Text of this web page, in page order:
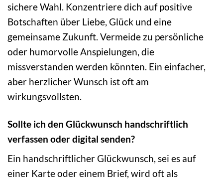
sichere Wahl. Konzentriere dich auf positive
Botschaften über Liebe, Glück und eine
gemeinsame Zukunft. Vermeide zu persönliche
oder humorvolle Anspielungen, die
missverstanden werden könnten. Ein einfacher,
aber herzlicher Wunsch ist oft am
wirkungsvollsten.
Sollte ich den Glückwunsch handschriftlich
verfassen oder digital senden?
Ein handschriftlicher Glückwunsch, sei es auf
einer Karte oder einem Brief, wird oft als